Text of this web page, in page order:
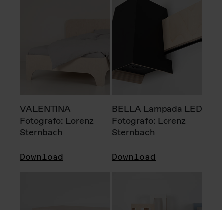
VALENTINA
Fotografo: Lorenz
Sternbach
Download
BELLA Lampada LED
Fotografo: Lorenz
Sternbach
Download